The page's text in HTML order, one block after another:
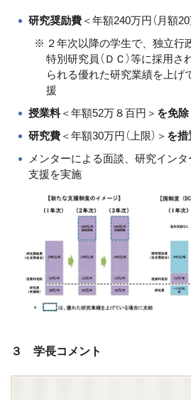
研究奨励費 ＜年額240万円（月額20
２年次以降の学生で、独立行
特別研究員（ＤＣ）等に採用
られる優れた研究業績を上げ
援
授業料＜年額52万８百円＞ を免除
研究費 ＜年額30万円（上限）＞ を措
メンターによる面談、研究イン
支援を実施
３ 学長コメント